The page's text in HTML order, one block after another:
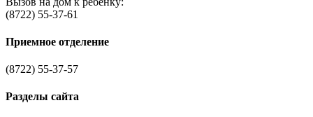
(8722) 55-37-61
Приемное отделение
(8722) 55-37-57
Разделы сайта